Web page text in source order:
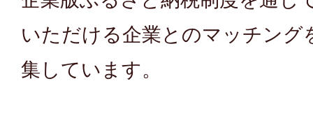
いただける企業とのマッチング
集しています。